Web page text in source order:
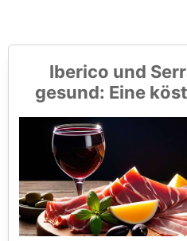
Iberico und
gesund: Eine